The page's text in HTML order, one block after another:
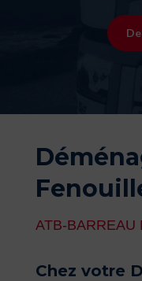
ATB-BARREAU
Chez votre